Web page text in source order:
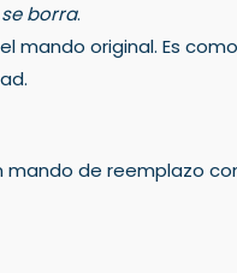
borra.
mando original. Es
de reemplazo